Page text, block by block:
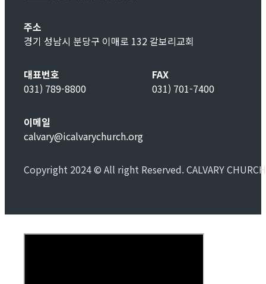
주소
경기 성남시 분당구 이매로 132 갈보리교회
대표번호
031) 789-8800
FAX
031) 701-7400
이메일
calvary@icalvarychurch.org
Copyright 2024 © All right Reserved. CALVARY CHURCH